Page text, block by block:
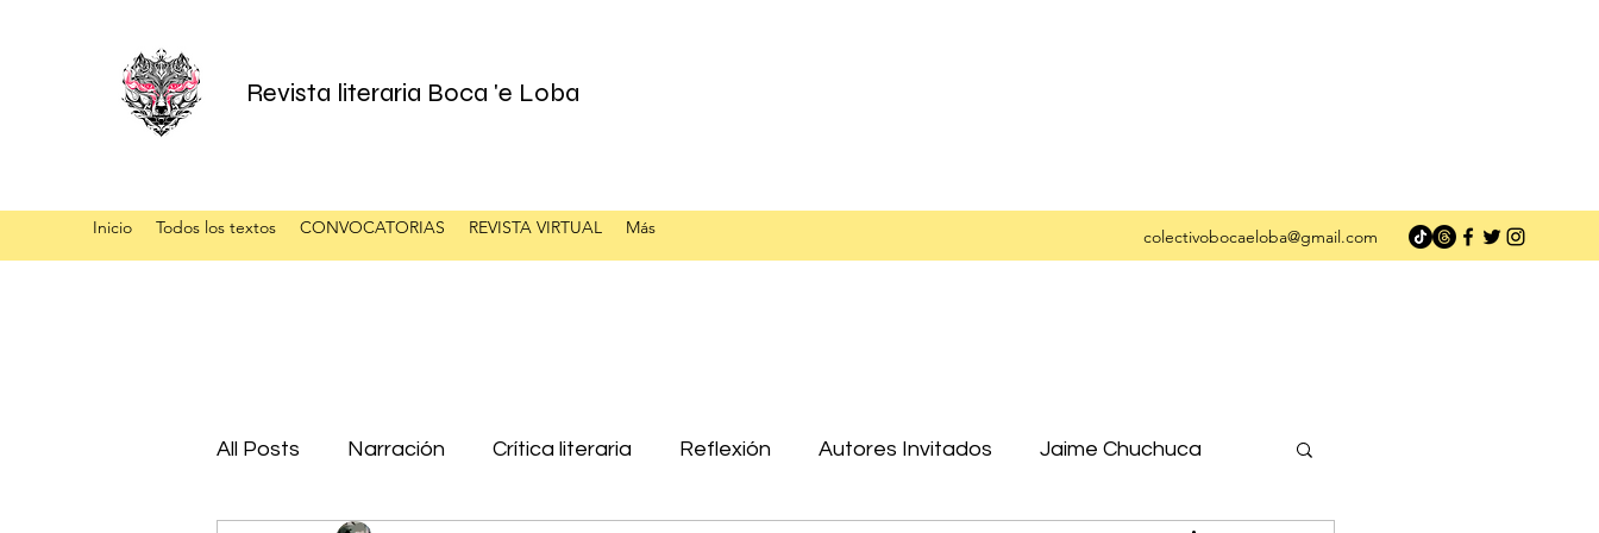
Revista literaria Boca 'e Loba
Inicio Todos los textos CONVOCATORIAS REVISTA VIRTUAL Más colectivobocaeloba@gmail.com
All Posts Narración Crítica literaria Reflexión Autores Invitados Jaime Chuchuca